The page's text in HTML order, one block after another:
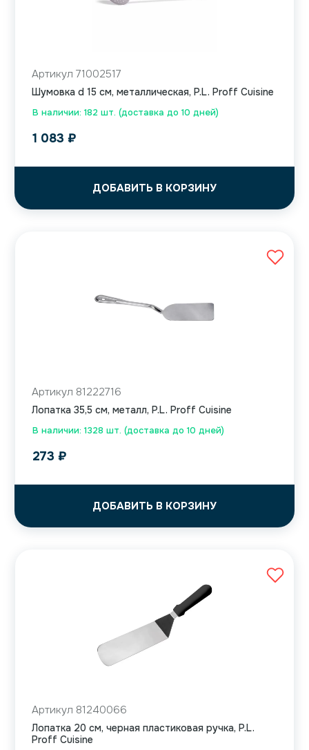
В наличии: 182 шт. (доставка до 10 дней)
Артикул 71002517
Шумовка d 15 см, металлическая, P.L. Proff Cuisine
1 083 ₽
ДОБАВИТЬ В КОРЗИНУ
В наличии: 1328 шт. (доставка до 10 дней)
Артикул 81222716
Лопатка 35,5 см, металл, P.L. Proff Cuisine
273 ₽
ДОБАВИТЬ В КОРЗИНУ
Артикул 81240066
Лопатка 20 см, черная пластиковая ручка, P.L.
Proff Cuisine